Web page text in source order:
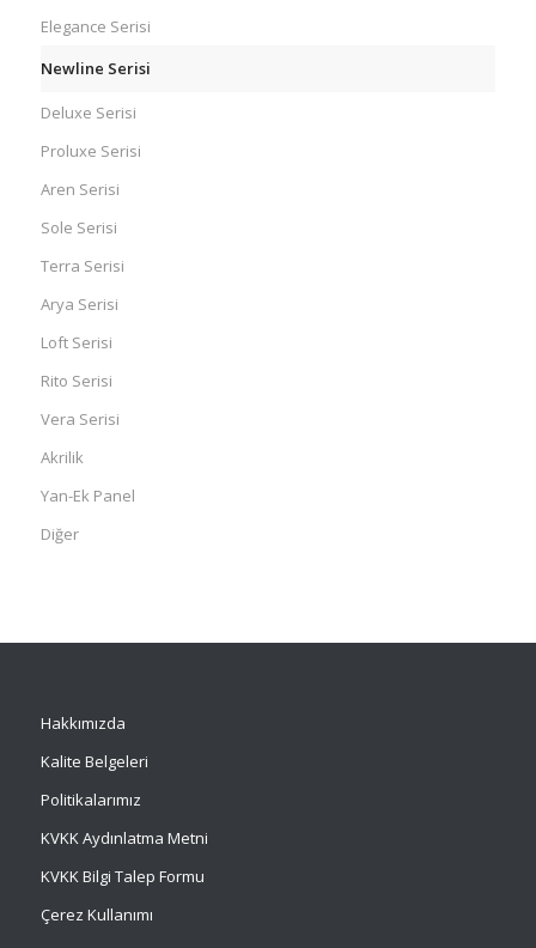
Elegance Serisi
Newline Serisi
Deluxe Serisi
Proluxe Serisi
Aren Serisi
Sole Serisi
Terra Serisi
Arya Serisi
Loft Serisi
Rito Serisi
Vera Serisi
Akrilik
Yan-Ek Panel
Diğer
Hakkımızda
Kalite Belgeleri
Politikalarımız
KVKK Aydınlatma Metni
KVKK Bilgi Talep Formu
Çerez Kullanımı